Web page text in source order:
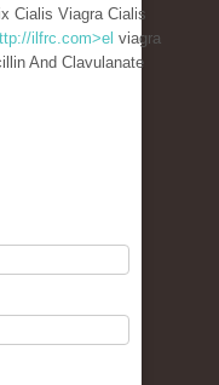
Cialis Viagra Cialis
ilfrc.com>el viagra
And Clavulanate